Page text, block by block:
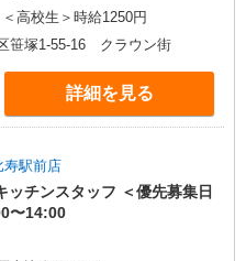
高校生＞時給1250円
笹塚1-55-16 クラウン街
詳細を見る
駅前店
ッチンスタッフ ＜優先募集日
〜14:00